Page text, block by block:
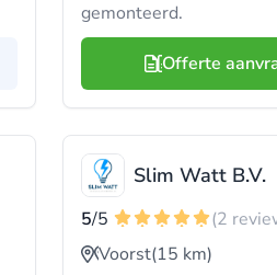
gemonteerd.
Offerte
Slim Watt B.V.
5/5
(2
Voorst(15 km)